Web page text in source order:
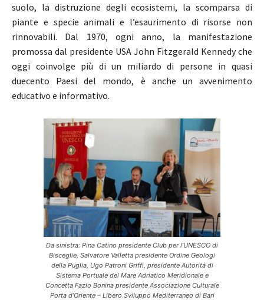
suolo, la distruzione degli ecosistemi, la scomparsa di
piante e specie animali e l’esaurimento di risorse non
rinnovabili. Dal 1970, ogni anno, la manifestazione
promossa dal presidente USA John Fitzgerald Kennedy che
oggi coinvolge più di un miliardo di persone in quasi
duecento Paesi del mondo, è anche un avvenimento
educativo e informativo.
Da sinistra: Pina Catino presidente Club per l’UNESCO di
Bisceglie, Salvatore Valletta presidente Ordine Geologi
della Puglia, Ugo Patroni Griffi, presidente Autorità di
Sistema Portuale del Mare Adriatico Meridionale e
Concetta Fazio Bonina presidente Associazione Culturale
Porta d’Oriente – Libero Sviluppo Mediterraneo di Bari